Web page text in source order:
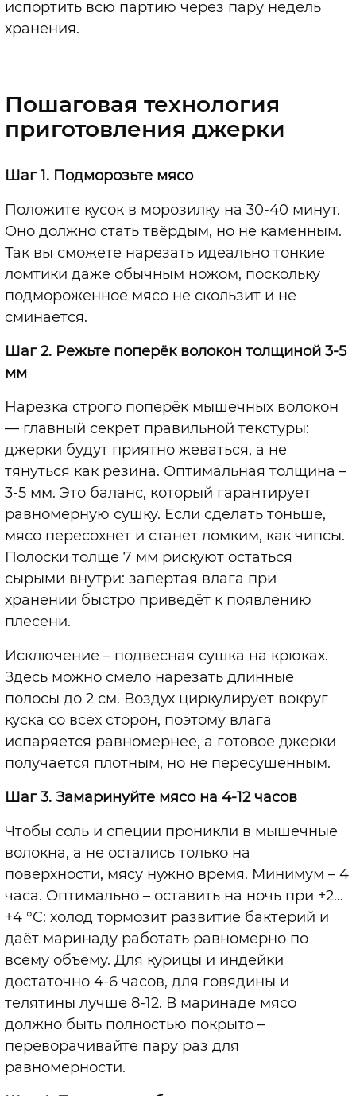
испортить всю партию через пару недель
хранения.
Пошаговая технология
приготовления джерки
Шаг 1. Подморозьте мясо
Положите кусок в морозилку на 30-40 минут.
Оно должно стать твёрдым, но не каменным.
Так вы сможете нарезать идеально тонкие
ломтики даже обычным ножом, поскольку
подмороженное мясо не скользит и не
сминается.
Шаг 2. Режьте поперёк волокон толщиной 3-5
мм
Нарезка строго поперёк мышечных волокон
— главный секрет правильной текстуры:
джерки будут приятно жеваться, а не
тянуться как резина. Оптимальная толщина –
3-5 мм. Это баланс, который гарантирует
равномерную сушку. Если сделать тоньше,
мясо пересохнет и станет ломким, как чипсы.
Полоски толще 7 мм рискуют остаться
сырыми внутри: запертая влага при
хранении быстро приведёт к появлению
плесени.
Исключение – подвесная сушка на крюках.
Здесь можно смело нарезать длинные
полосы до 2 см. Воздух циркулирует вокруг
куска со всех сторон, поэтому влага
испаряется равномернее, а готовое джерки
получается плотным, но не пересушенным.
Шаг 3. Замаринуйте мясо на 4-12 часов
Чтобы соль и специи проникли в мышечные
волокна, а не остались только на
поверхности, мясу нужно время. Минимум – 4
часа. Оптимально – оставить на ночь при +2…
+4 °C: холод тормозит развитие бактерий и
даёт маринаду работать равномерно по
всему объёму. Для курицы и индейки
достаточно 4-6 часов, для говядины и
телятины лучше 8-12. В маринаде мясо
должно быть полностью покрыто –
переворачивайте пару раз для
равномерности.